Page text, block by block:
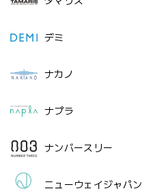
デミ
ナカノ
ナプラ
ナンバースリー
ニューウェイジャパン